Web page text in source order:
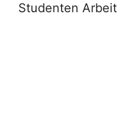
Studenten